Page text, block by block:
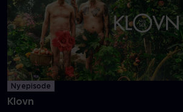
Danmarks pinligste makkerpar Frank og
med tvivlsom succes
Mere info
Ny episode
Klovn